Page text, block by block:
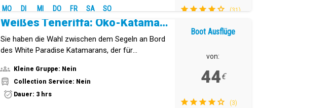
MO DI MI DO FR SA SO (31)
Weißes Teneriffa: Öko-Katamaran
Sie haben die Wahl zwischen dem Segeln an Bord
des White Paradise Katamarans, der für
Kleine Gruppe: Nein
Collection Service: Nein
Dauer: 3 hrs
Boot Ausflüge
von:
44€
(3)